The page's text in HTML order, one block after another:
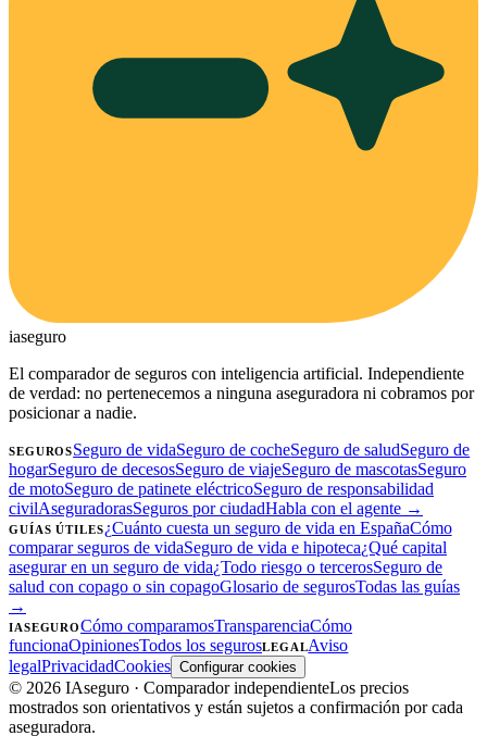
iaseguro
El comparador de seguros con inteligencia artificial. Independiente
de verdad: no pertenecemos a ninguna aseguradora ni cobramos por
posicionar a nadie.
SEGUROSSeguro de vidaSeguro de cocheSeguro de saludSeguro de
hogarSeguro de decesosSeguro de viajeSeguro de mascotasSeguro
de motoSeguro de patinete eléctricoSeguro de responsabilidad
civilAseguradorasSeguros por ciudadHabla con el agente →
GUÍAS ÚTILES¿Cuánto cuesta un seguro de vida en EspañaCómo
comparar seguros de vidaSeguro de vida e hipoteca¿Qué capital
asegurar en un seguro de vida¿Todo riesgo o tercerosSeguro de
salud con copago o sin copagoGlosario de segurosTodas las guías
→
IASEGUROCómo comparamosTransparenciaCómo
funcionaOpinionesTodos los segurosLEGALAviso
legalPrivacidadCookies Configurar cookies
© 2026 IAseguro · Comparador independienteLos precios
mostrados son orientativos y están sujetos a confirmación por cada
aseguradora.